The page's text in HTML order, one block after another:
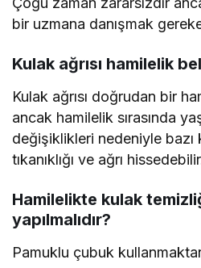
bir uzmana danışmak
Kulak ağrısı hamilelik
Kulak ağrısı doğrudan bir
ancak hamilelik sırasında
değişiklikleri nedeniyle bazı
tıkanıklığı ve ağrı
Hamilelikte kulak
yapılmalıdır?
Pamuklu çubuk